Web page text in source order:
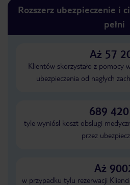
Rozszerz ubezpieczenie i
pełni
Aż 57
Klientów skorzystało z pomocy
ubezpieczenia od nagłych
689 420
tyle wyniósł koszt obsługi
przez
Aż
w przypadku tylu rezerwacji